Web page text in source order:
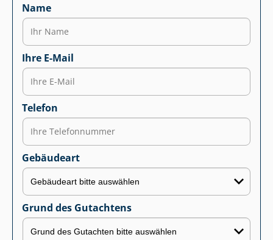
Name
Ihre E-Mail
Telefon
Gebäudeart
Grund des Gutachtens